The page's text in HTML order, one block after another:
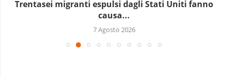
Trentasei migranti espulsi dagli Stati Uniti fanno
causa...
7 Agosto 2026